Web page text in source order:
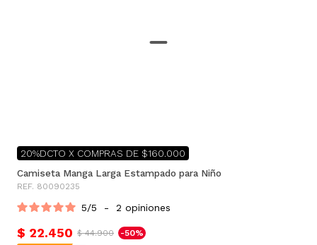
20%DCTO X COMPRAS DE $160.000
Camiseta Manga Larga Estampado para Niño
REF. 80090235
5/5 - 2 opiniones
$ 22.450 $ 44.900 -50%